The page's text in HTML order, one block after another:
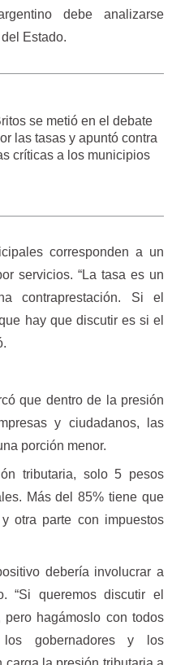
debe analizarse
Estado.
se metió en el debate
las tasas y apuntó contra
críticas a los municipios
corresponden a un
servicios. “La tasa es un
contraprestación. Si el
hay que discutir es si el
que dentro de la presión
y ciudadanos, las
porción menor.
tributaria, solo 5 pesos
Más del 85% tiene que
otra parte con impuestos
debería involucrar a
“Si queremos discutir el
pero hagámoslo con todos
gobernadores y los